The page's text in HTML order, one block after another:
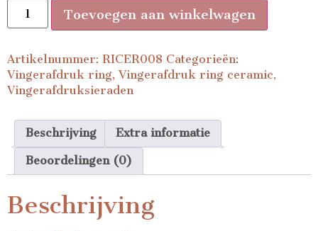
Toevoegen aan winkelwagen
Artikelnummer: RICER008 Categorieën:
Vingerafdruk ring, Vingerafdruk ring ceramic,
Vingerafdruksieraden
Beschrijving Extra informatie
Beoordelingen (0)
Beschrijving